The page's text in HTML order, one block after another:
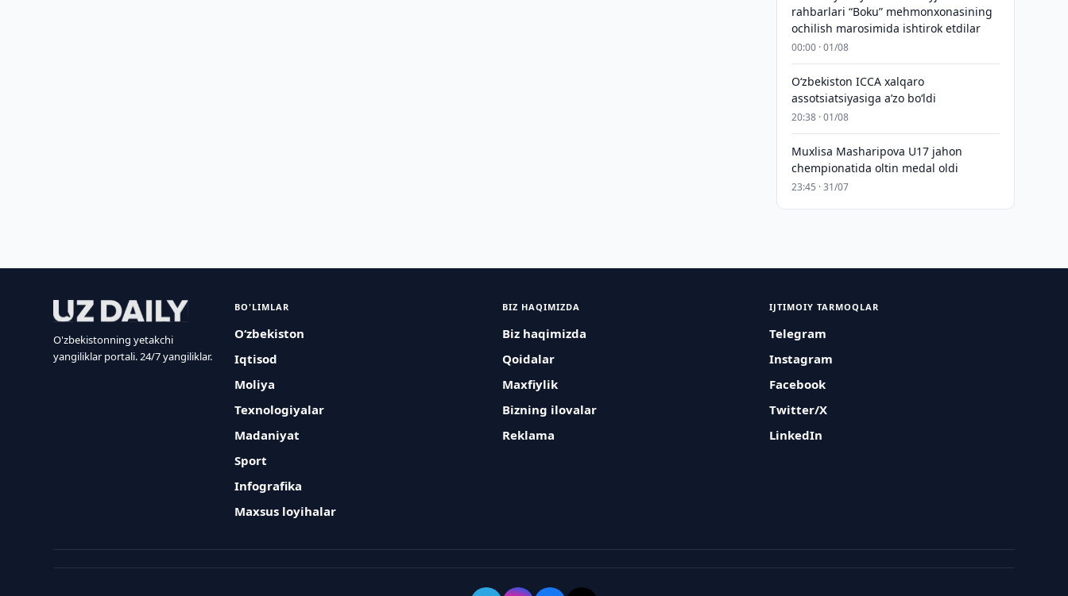
rahbarlari “Boku” mehmonxonasining
ochilish marosimida ishtirok etdilar
00:00 · 01/08
O‘zbekiston ICCA xalqaro
assotsiatsiyasiga aʼzo bo‘ldi
20:38 · 01/08
Muxlisa Masharipova U17 jahon
chempionatida oltin medal oldi
23:45 · 31/07
O'zbekistonning yetakchi
yangiliklar portali. 24/7 yangiliklar.
BO'LIMLAR
O‘zbekiston
Iqtisod
Moliya
Texnologiyalar
Madaniyat
Sport
Infografika
Maxsus loyihalar
BIZ HAQIMIZDA
Biz haqimizda
Qoidalar
Maxfiylik
Bizning ilovalar
Reklama
IJTIMOIY TARMOQLAR
Telegram
Instagram
Facebook
Twitter/X
LinkedIn